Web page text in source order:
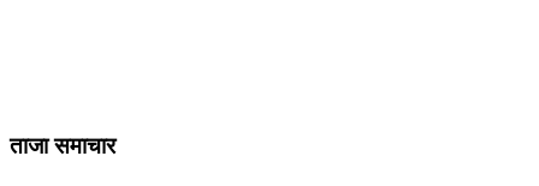
ताजा समाचार